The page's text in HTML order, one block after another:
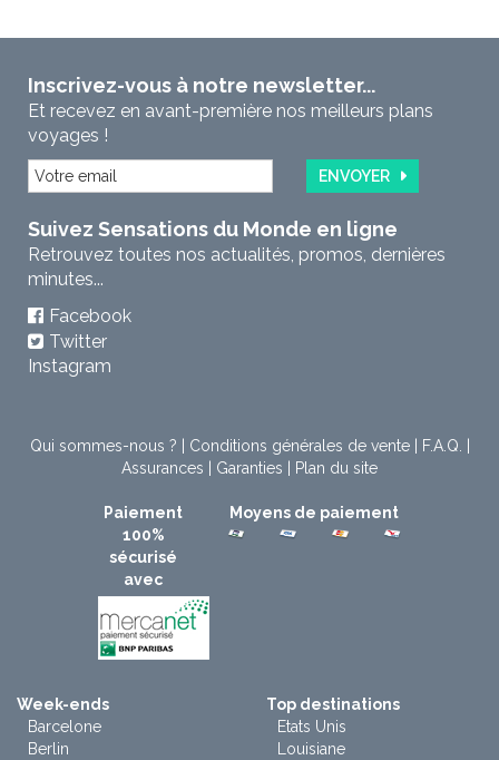
Inscrivez-vous à notre newsletter...
Et recevez en avant-première nos meilleurs plans
voyages !
ENVOYER
Suivez Sensations du Monde en ligne
Retrouvez toutes nos actualités, promos, dernières
minutes...
Facebook
Twitter
Instagram
Qui sommes-nous ? Conditions générales de vente| F.A.Q.
Assurances
Garanties Plan du site
Paiement
100%
sécurisé
avec
Moyens de paiement
Week-ends
Barcelone
Berlin
Top destinations
Etats Unis
Louisiane